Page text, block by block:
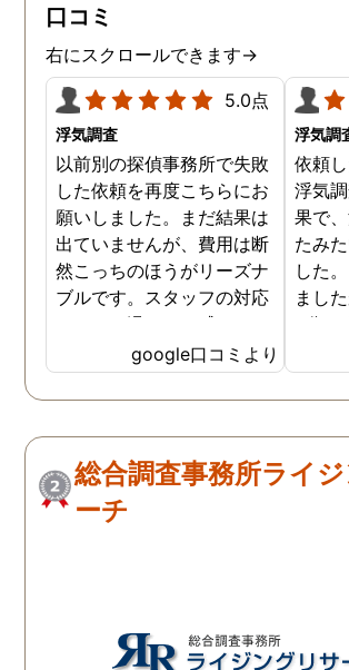
口コミ
右にスクロールできます→
5.0点
浮気調査
以前別の探偵事務所で失敗
した依頼を再度こちらにお
願いしました。まだ結果は
出ていませんが、費用は断
然こっちのほうがリーズナ
ブルです。スタッフの対応
なんかも温かみを感じま
す。はじめからこちらにす
ればよかったです😢 …
google口コミより
浮気調
依頼
浮気
果で
たみ
した
まし
3分
総合調査事務所ライ
ーチ